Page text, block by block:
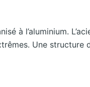
à l’aluminium.
Une structure